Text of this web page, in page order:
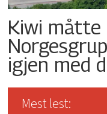
Kiwi måtte
igjen med
Mest lest: